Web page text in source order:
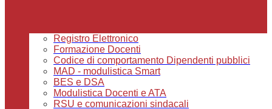
Registro Elettronico
Formazione Docenti
Codice di comportamento Dipendenti pubblici
MAD - modulistica Smart
BES e DSA
Modulistica Docenti e ATA
RSU e comunicazioni sindacali